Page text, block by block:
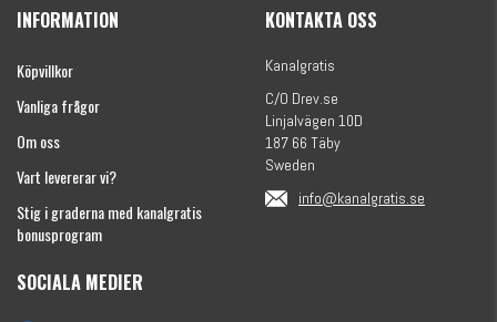
(julkalender)
INFORMATION
Köpvillkor
Vanliga frågor
Om oss
Vart levererar vi?
Stig i graderna med kanalgratis
bonusprogram
KONTAKTA OSS
Kanalgratis
C/O Drev.se
Linjalvägen 10D
187 66 Täby
Sweden
info@kanalgratis.se
SOCIALA MEDIER